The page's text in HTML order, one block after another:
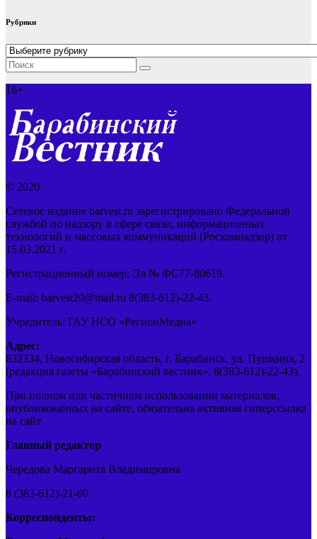
Рубрики
Рубрики
16+
© 2020
Сетевое издание barvest.ru зарегистрировано Федеральной
службой по надзору в сфере связи, информационных
технологий и массовых коммуникаций (Роскомнадзор) от
15.03.2021 г.
Регистрационный номер: Эл № ФС77-80619.
E-mail: barvest20@mail.ru 8(383-612)-22-43.
Учредитель: ГАУ НСО «РегионМедиа»
Адрес:
632334, Новосибирская область, г. Барабинск, ул. Пушкина, 2
(редакция газеты «Барабинский вестник», 8(383-612)-22-43).
При полном или частичном использовании материалов,
опубликованных на сайте, обязательна активная гиперссылка
на сайт
Главный редактор
Чередова Маргарита Владимировна
8 (383-612)-21-00
Корреспонденты: